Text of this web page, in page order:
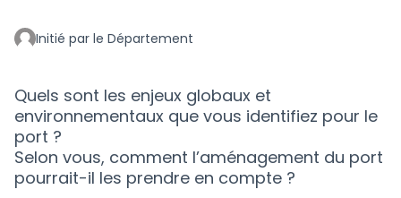
Initié par le Département
Quels sont les enjeux globaux et
environnementaux que vous identifiez pour le
port ?
Selon vous, comment l’aménagement du port
pourrait-il les prendre en compte ?